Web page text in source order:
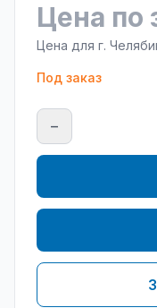
Цена по
Цена для г.
Под заказ
−